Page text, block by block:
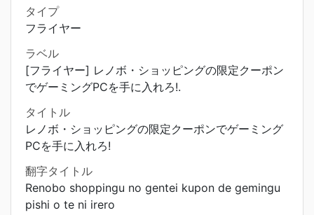
タイプ
フライヤー
ラベル
[フライヤー] レノボ・ショッピングの限定クーポン
でゲーミングPCを手に入れろ!.
タイトル
レノボ・ショッピングの限定クーポンでゲーミング
PCを手に入れろ!
翻字タイトル
Renobo shoppingu no gentei kupon de gemingu
pishi o te ni irero